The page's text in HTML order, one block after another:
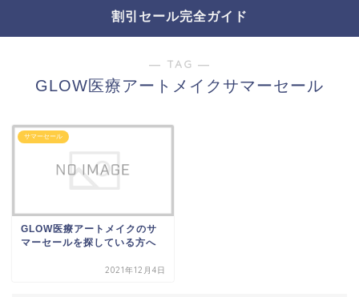
割引セール完全ガイド
― TAG ―
GLOW医療アートメイクサマーセール
サマーセール
GLOW医療アートメイクのサ
マーセールを探している方へ
2021年12月4日